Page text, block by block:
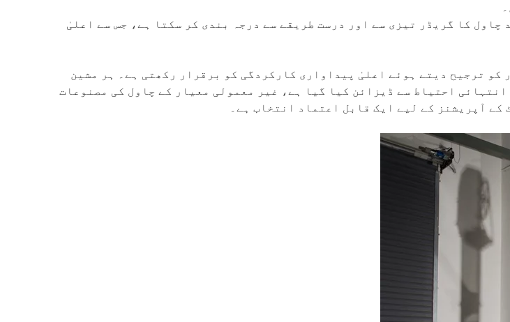
چاول کا گریڈر تیزی سے اور درست طریقے سے درجہ بندی کر سکتا ہے، جس سے اعلیٰ
کو ترجیح دیتے ہوئے اعلیٰ پیداواری کارکردگی کو برقرار رکھتی ہے۔ ہر مشین
احتیاط سے ڈیزائن کیا گیا ہے، غیر معمولی معیار کے چاول کی مصنوعات
کے آپریشنز کے لیے ایک قابل اعتماد انتخاب ہے۔